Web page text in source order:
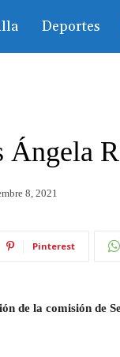
Deportes
Ángela
8, 2021
Pinterest
de la comisión de